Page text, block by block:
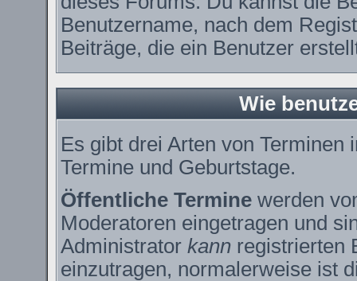
Benutzername, nach dem
Beiträge, die ein Benutzer
Wie
Es gibt drei Arten von Terminen
Termine und Geburtstage.
Öffentliche Terminewerden
Moderatoren eingetragen und
Administrator kannregistrierten
einzutragen, normalerweise ist